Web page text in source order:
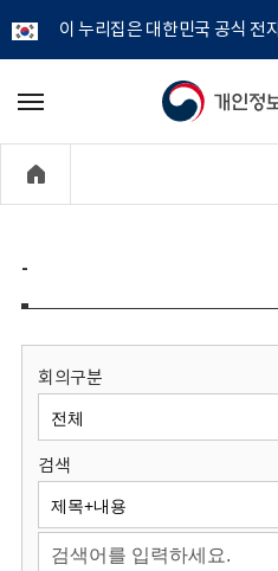
이 누리집은 대한민국 공식 전
개
정
보
원
회
메
기
-
회의구분
검색